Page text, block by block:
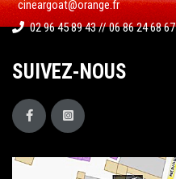
cineargoat@orange.fr
02 96 45 89 43 // 06 86 24 68 67
SUIVEZ-NOUS